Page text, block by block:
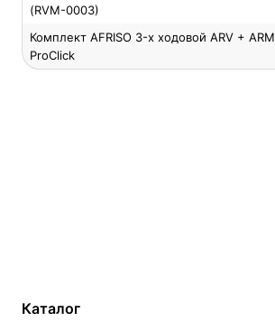
(RVM-0003)
Комплект AFRISO 3-х ходовой ARV + ARM
ProClick
Каталог